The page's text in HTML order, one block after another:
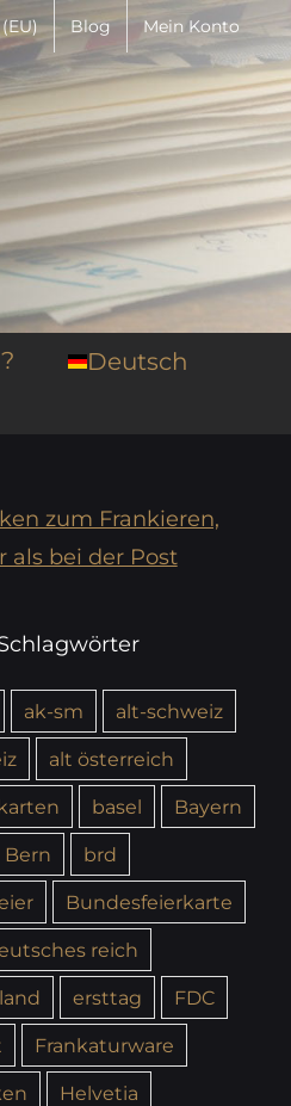
Blog Mein Konto
? Deutsch
zum Frankieren,
als bei der Post
ak-sm
alt-schweiz
alt österreich
basel
Bayern
Bern
brd
Bundesfeierkarte
reich
ersttag
FDC
Frankaturware
Helvetia